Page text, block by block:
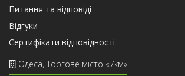
Питання та відповіді
Відгуки
Сертифiкати вiдповiдностi
Одеса, Торгове місто «7км»